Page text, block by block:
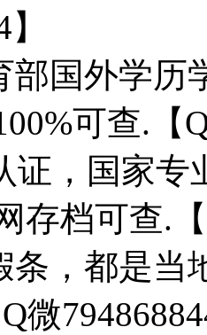
部国外学历
可查.【
证，国家
存档可查.
条，都是当
微